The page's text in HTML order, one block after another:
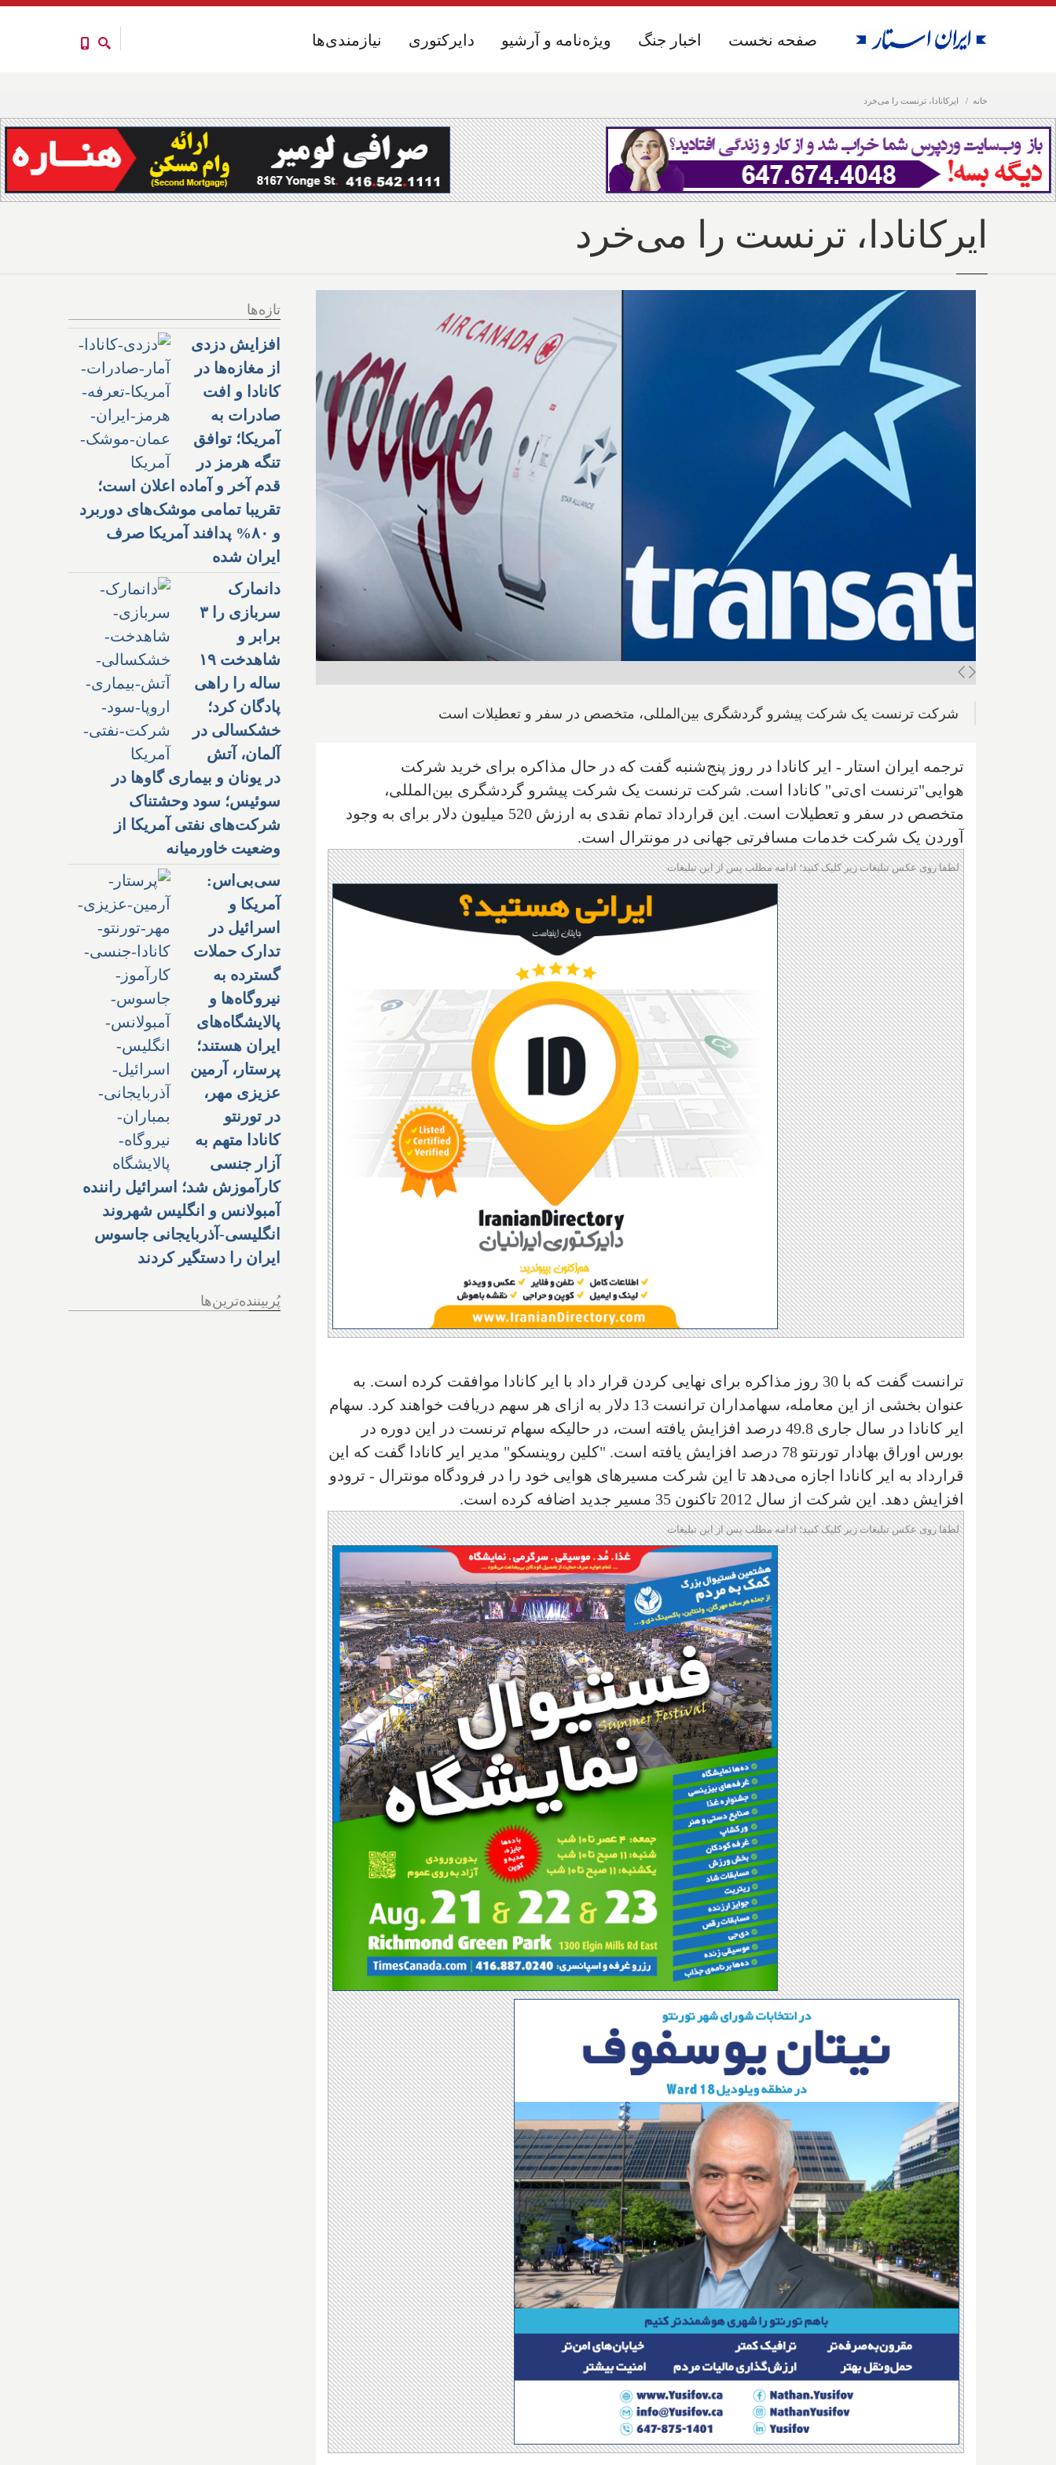
خانه ایرکانادا، ترنست را می‌خرد
نیازمندی‌ها دایرکتوری ویژه‌نامه و آرشیو اخبار جنگ صفحه نخست نیازمندی‌ها دایرکتوری ویژه‌نامه و آرشیو اخبار جنگ صفحه نخست
ایرکانادا، ترنست را می‌خرد
شرکت ترنست یک شرکت پیشرو گردشگری بین‌المللی، متخصص در سفر و تعطیلات است
ترجمه ایران استار -‌ ایر کانادا در روز پنج‌شنبه گفت که در حال مذاکره برای خرید شرکت
هوایی"ترنست ای‌تی" کانادا است. شرکت ترنست یک شرکت پیشرو گردشگری بین‌المللی،
متخصص در سفر و تعطیلات است. این قرارداد تمام نقدی به ارزش 520 میلیون دلار‌ برای به وجود
آوردن یک شرکت خدمات مسافرتی جهانی در مونترال است.
لطفا روی عکس تبلیغات زیر کلیک کنید؛ ادامه مطلب پس از این تبلیغات
ترانست گفت که با 30 روز مذاکره برای نهایی کردن قرار داد با ایر کانادا موافقت کرده است.‌ به
عنوان بخشی از این معامله، سهامداران ترانست 13 دلار به ازای هر سهم دریافت خواهند کرد. سهام
ایر کانادا در سال جاری 49.8 درصد افزایش یافته است، در حالیکه‌ سهام ترنست در این دوره در
بورس اوراق بهادار تورنتو 78 درصد افزایش یافته است
. "کلین روینسکو" مدیر ایر کانادا گفت که این
قرارداد به ایر کانادا‌ اجازه می‌دهد تا این شرکت مسیر‌های هوایی خود را در‌ فرودگاه مونترال - ترودو‌
افزایش دهد. این شرکت از سال 2012 تاکنون 35 مسیر جدید اضافه کرده است.
لطفا روی عکس تبلیغات زیر کلیک کنید؛ ادامه مطلب پس از این تبلیغات
تازه‌ها
افزایش دزدی
از مغازه‌ها در
کانادا و افت
صادرات به
آمریکا؛ توافق
تنگه هرمز در
قدم آخر و آماده اعلان است؛
تقریبا تمامی موشک‌های دوربرد
و ۸۰% پدافند آمریکا صرف
ایران شده
دانمارک
سربازی را ۳
برابر و
شاهدخت ۱۹
ساله را راهی
پادگان کرد؛
خشکسالی در
آلمان، آتش
در یونان و بیماری گاوها در
سوئیس؛ سود وحشتناک
شرکت‌های نفتی آمریکا از
وضعیت خاورمیانه
سی‌بی‌اس:
آمریکا و
اسرائیل در
تدارک حملات
گسترده به
نیروگاه‌ها و
پالایشگاه‌های
ایران هستند؛
پرستار، آرمین
عزیزی مهر،
در تورنتو
کانادا متهم به
آزار جنسی
کارآموزش شد؛ اسرائیل راننده
آمبولانس و انگلیس شهروند
انگلیسی-آذربایجانی جاسوس
ایران را دستگیر کردند
پُربیننده‌ترین‌ها